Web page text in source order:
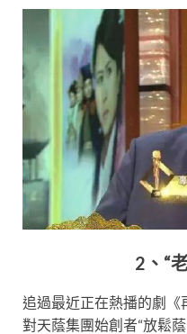
2、“
追過最近正在熱播的劇
對天蔭集團始創者“放鬆